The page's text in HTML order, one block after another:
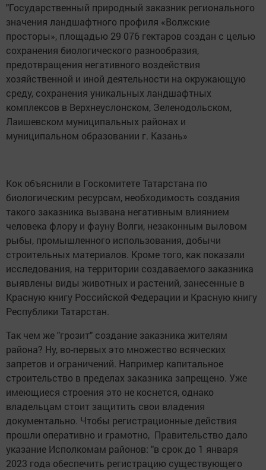
"Государственный природный заказник регионального
значения ландшафтного профиля «Волжские
просторы», площадью 29 076 гектаров создан с целью
сохранения биологического разнообразия,
предотвращения негативного воздействия
хозяйственной и иной деятельности на окружающую
среду, сохранения уникальных ландшафтных
комплексов в Верхнеуслонском, Зеленодольском,
Лаишевском муниципальных районах и
муниципальном образовании г. Казань»
Кок объяснили в Госкомитете Татарстана по
биологическим ресурсам, необходимость создания
такого заказника вызвана негативным влиянием
человека флору и фауну Волги, незаконным выловом
рыбы, промышленного использования, добычи
строительных материалов. Кроме того, как показали
исследования, на территории создаваемого заказника
выявлены виды животных и растений, занесенные в
Красную книгу Российской Федерации и Красную книгу
Республики Татарстан.
Так чем же "грозит" создание заказника жителям
района? Ну, во-первых это множество всяческих
запретов и ограничений. Например капитальное
строительство в пределах заказника запрещено. Уже
имеющиеся строения это не коснется, однако
владельцам стоит защитить свои владения
документально. Чтобы регистрационные действия
прошли оперативно и грамотно, Правительство дало
указание Исполкомам районов: "в срок до 1 января
2023 года обеспечить регистрацию существующего